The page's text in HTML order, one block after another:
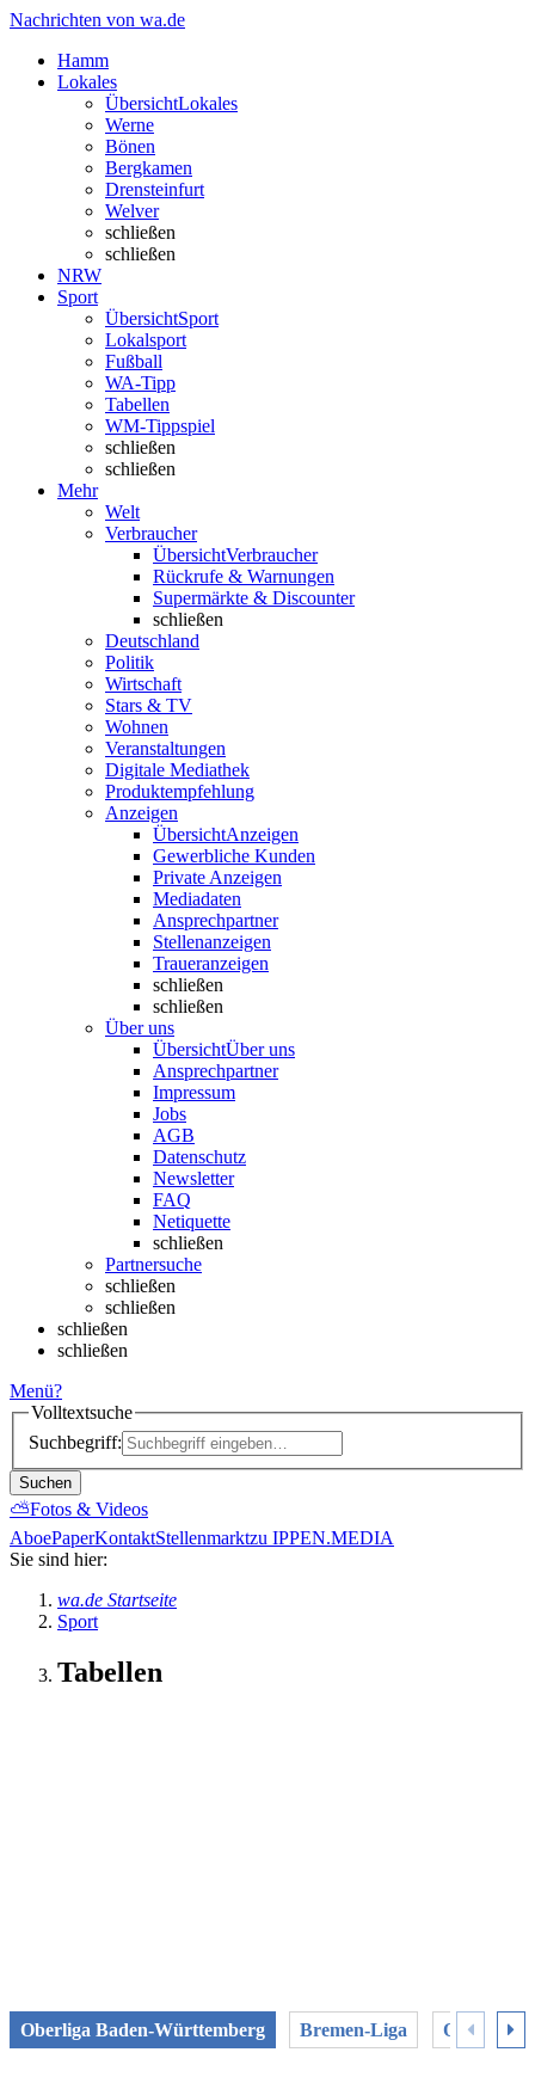
Nachrichten von wa.de
Hamm
Lokales
ÜbersichtLokales
Werne
Bönen
Bergkamen
Drensteinfurt
Welver
schließen
schließen
NRW
Sport
ÜbersichtSport
Lokalsport
Fußball
WA-Tipp
Tabellen
WM-Tippspiel
schließen
schließen
Mehr
Welt
Verbraucher
ÜbersichtVerbraucher
Rückrufe & Warnungen
Supermärkte & Discounter
schließen
Deutschland
Politik
Wirtschaft
Stars & TV
Wohnen
Veranstaltungen
Digitale Mediathek
Produktempfehlung
Anzeigen
ÜbersichtAnzeigen
Gewerbliche Kunden
Private Anzeigen
Mediadaten
Ansprechpartner
Stellenanzeigen
Traueranzeigen
schließen
schließen
Über uns
ÜbersichtÜber uns
Ansprechpartner
Impressum
Jobs
AGB
Datenschutz
Newsletter
FAQ
Netiquette
schließen
Partnersuche
schließen
schließen
schließen
schließen
Menü?
Volltextsuche
Suchbegriff:
Suchen
⛅Fotos & Videos
AboePaperKontaktStellenmarktzu IPPEN.MEDIA
Sie sind hier:
wa.de Startseite
Sport
Tabellen
Oberliga Baden-Württemberg Bremen-Liga Oberliga